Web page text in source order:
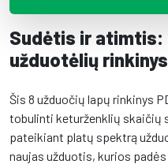
Sudėtis ir atimtis:
užduotėlių rinkinys
Šis 8 užduočių lapų rinkinys
tobulinti keturženklių skaičių
pateikiant platų spektrą
naujas užduotis, kurios